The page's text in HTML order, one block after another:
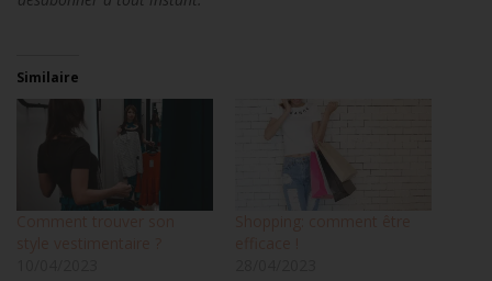
désabonner à tout instant.
Similaire